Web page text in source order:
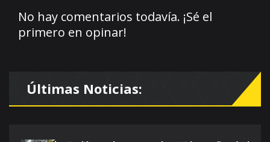
No hay comentarios todavía. ¡Sé el
primero en opinar!
Últimas Noticias: